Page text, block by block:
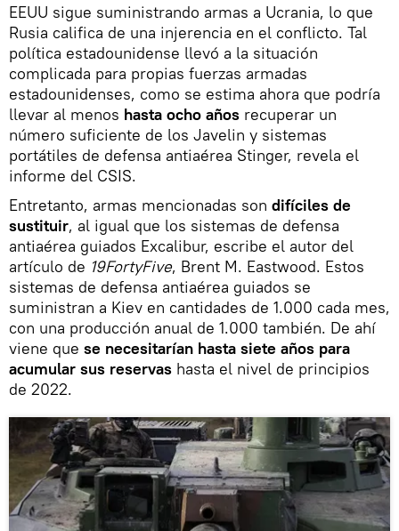
EEUU sigue suministrando armas a Ucrania, lo que
Rusia califica de una injerencia en el conflicto. Tal
política estadounidense llevó a la situación
complicada para propias fuerzas armadas
estadounidenses, como se estima ahora que podría
llevar al menos hasta ocho años recuperar un
número suficiente de los Javelin y sistemas
portátiles de defensa antiaérea Stinger, revela el
informe del CSIS.
Entretanto, armas mencionadas son difíciles de
sustituir, al igual que los sistemas de defensa
antiaérea guiados Excalibur, escribe el autor del
artículo de 19FortyFive, Brent M. Eastwood. Estos
sistemas de defensa antiaérea guiados se
suministran a Kiev en cantidades de 1.000 cada mes,
con una producción anual de 1.000 también. De ahí
viene que se necesitarían hasta siete años para
acumular sus reservas hasta el nivel de principios
de 2022.